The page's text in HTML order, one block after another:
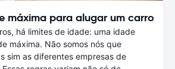
máxima para alugar um carro
há limites de idade: uma idade
máxima. Não somos nós que
sim as diferentes empresas de